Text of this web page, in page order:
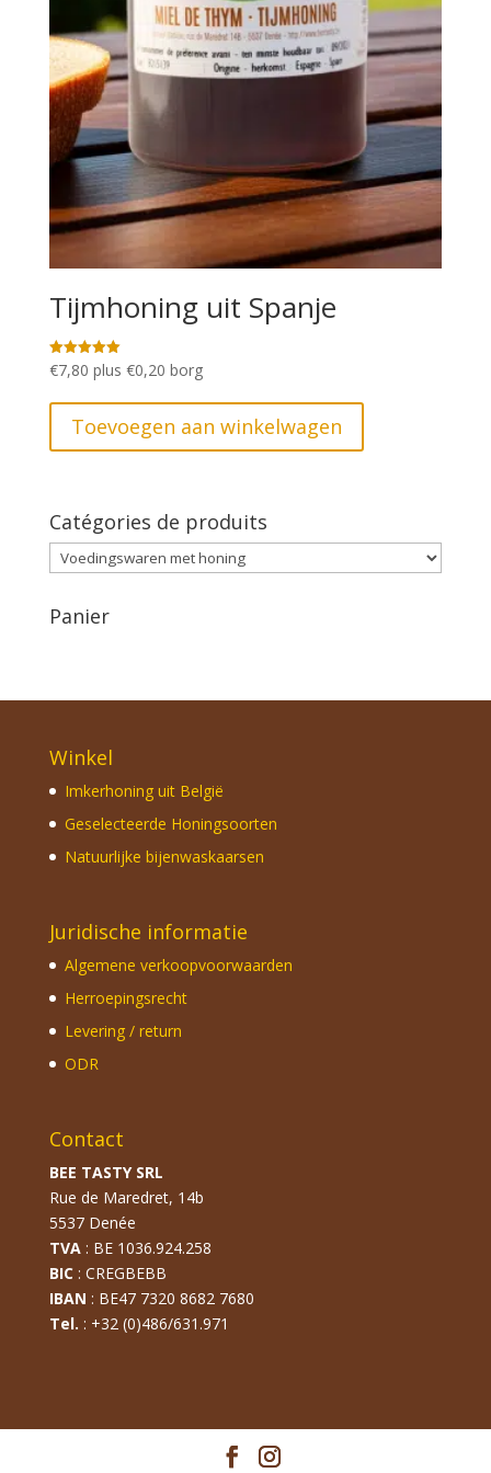
Tijmhoning uit Spanje
Gewaardeerd
5.00
€7,80 plus €0,20 borg
Toevoegen aan winkelwagen
Catégories de produits
Panier
Winkel
Imkerhoning uit België
Geselecteerde Honingsoorten
Natuurlijke bijenwaskaarsen
Juridische informatie
Algemene verkoopvoorwaarden
Herroepingsrecht
Levering / return
ODR
Contact
BEE TASTY SRL
Rue de Maredret, 14b
5537 Denée
TVA: BE 1036.924.258
BIC: CREGBEBB
IBAN : BE47 7320 8682 7680
Tel. : +32 (0)486/631.971